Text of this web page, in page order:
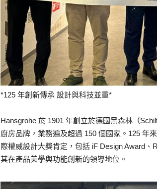
*125 年創新傳承 設計與科技並重*
Hansgrohe 於 1901 年創立於德國黑森林（
廚房品牌，業務遍及超過 150 個國家。125 年
際權威設計大獎肯定，包括 iF Design Award
其在產品美學與功能創新的領導地位。